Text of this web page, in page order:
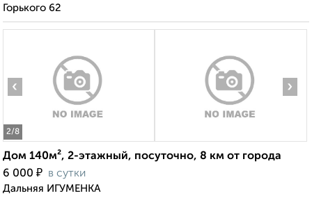
Горького 62
2/8
‹ ›
Дом 140м², 2-этажный, посуточно, 8 км от города
6 000 ₽ в сутки
Дальняя ИГУМЕНКА